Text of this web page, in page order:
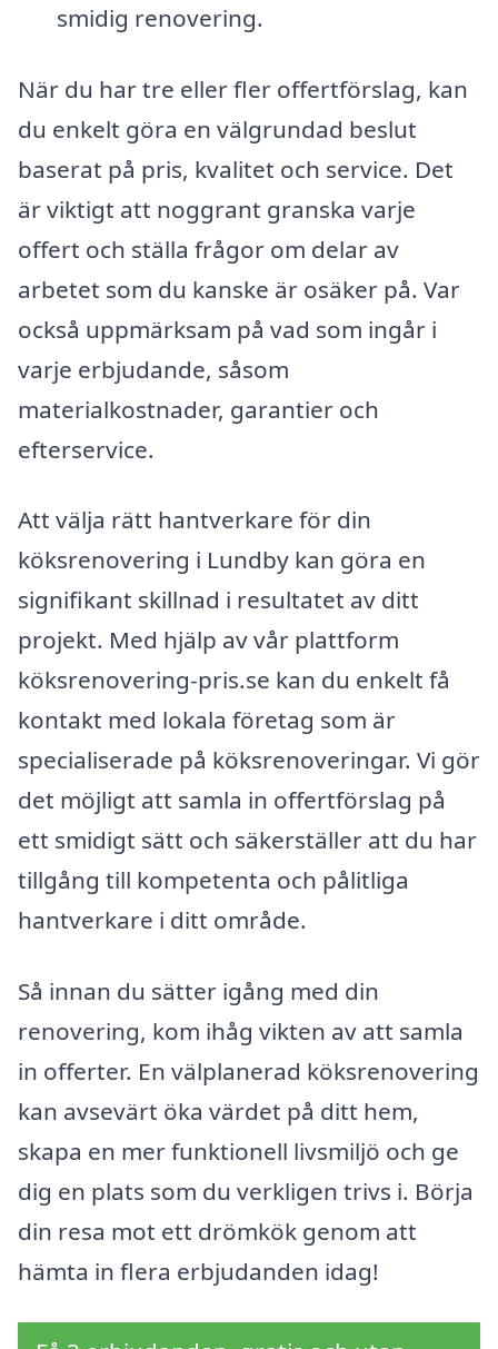
smidig renovering.
När du har tre eller fler offertförslag, kan
du enkelt göra en välgrundad beslut
baserat på pris, kvalitet och service. Det
är viktigt att noggrant granska varje
offert och ställa frågor om delar av
arbetet som du kanske är osäker på. Var
också uppmärksam på vad som ingår i
varje erbjudande, såsom
materialkostnader, garantier och
efterservice.
Att välja rätt hantverkare för din
köksrenovering i Lundby kan göra en
signifikant skillnad i resultatet av ditt
projekt. Med hjälp av vår plattform
köksrenovering-pris.se kan du enkelt få
kontakt med lokala företag som är
specialiserade på köksrenoveringar. Vi gör
det möjligt att samla in offertförslag på
ett smidigt sätt och säkerställer att du har
tillgång till kompetenta och pålitliga
hantverkare i ditt område.
Så innan du sätter igång med din
renovering, kom ihåg vikten av att samla
in offerter. En välplanerad köksrenovering
kan avsevärt öka värdet på ditt hem,
skapa en mer funktionell livsmiljö och ge
dig en plats som du verkligen trivs i. Börja
din resa mot ett drömkök genom att
hämta in flera erbjudanden idag!